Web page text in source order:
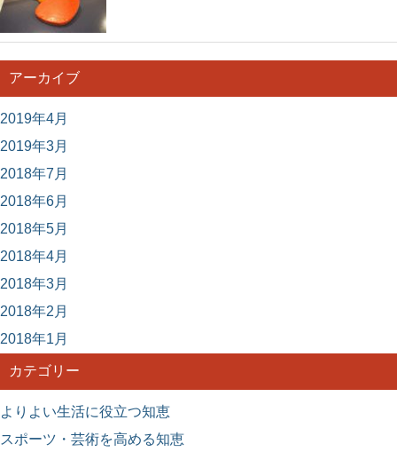
アーカイブ
2019年4月
2019年3月
2018年7月
2018年6月
2018年5月
2018年4月
2018年3月
2018年2月
2018年1月
カテゴリー
よりよい生活に役立つ知恵
スポーツ・芸術を高める知恵